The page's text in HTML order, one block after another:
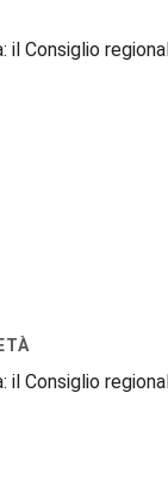
il Consiglio
il Consiglio